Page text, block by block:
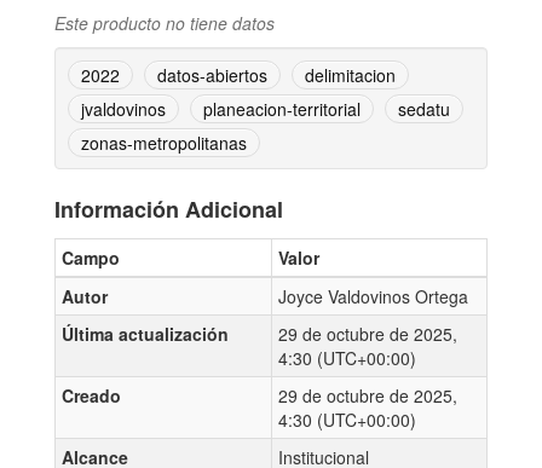
Este producto no tiene datos
2022 datos-abiertos
delimitacion
jvaldovinos
planeacion-territorial
sedatu
zonas-metropolitanas
Información Adicional
Campo
Valor
Autor
Joyce Valdovinos Ortega
Última actualización
29 de octubre de 2025,
4:30 (UTC+00:00)
Creado
29 de octubre de 2025,
4:30 (UTC+00:00)
Alcance
Institucional